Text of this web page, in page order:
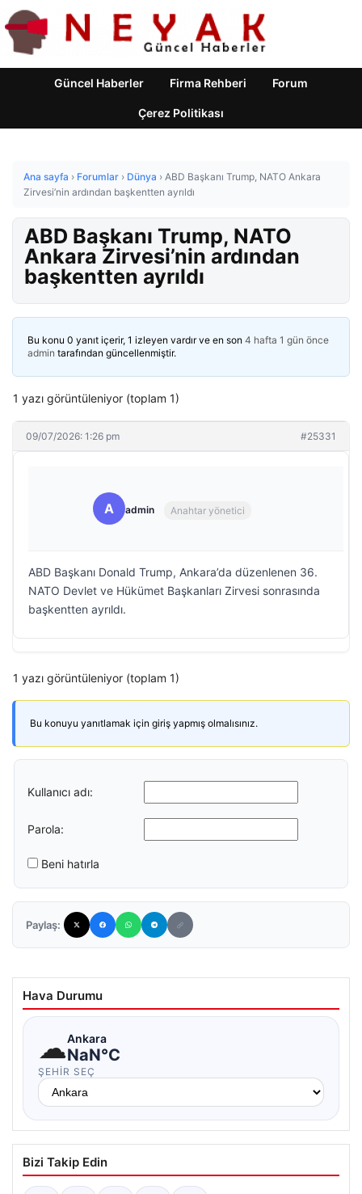
Güncel Haberler Firma Rehberi Forum
Çerez Politikası
Ana sayfa › Forumlar › Dünya › ABD Başkanı Trump, NATO Ankara
Zirvesi’nin ardından başkentten ayrıldı
ABD Başkanı Trump, NATO
Ankara Zirvesi’nin ardından
başkentten ayrıldı
Bu konu 0 yanıt içerir, 1 izleyen vardır ve en son 4 hafta 1 gün önce
admin tarafından güncellenmiştir.
1 yazı görüntüleniyor (toplam 1)
09/07/2026: 1:26 pm #25331
A admin Anahtar yönetici
ABD Başkanı Donald Trump, Ankara’da düzenlenen 36.⁠
NATO Devlet ve Hükümet Başkanları Zirvesi sonrasında
başkentten ayrıldı.
1 yazı görüntüleniyor (toplam 1)
Bu konuyu yanıtlamak için giriş yapmış olmalısınız.
Kullanıcı adı:
Parola:
Beni hatırla
Paylaş:
Hava Durumu
☁Ankara
NaN°C
ŞEHIR SEÇ
Bizi Takip Edin